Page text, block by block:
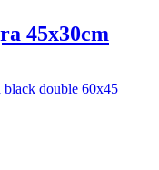
45x30cm